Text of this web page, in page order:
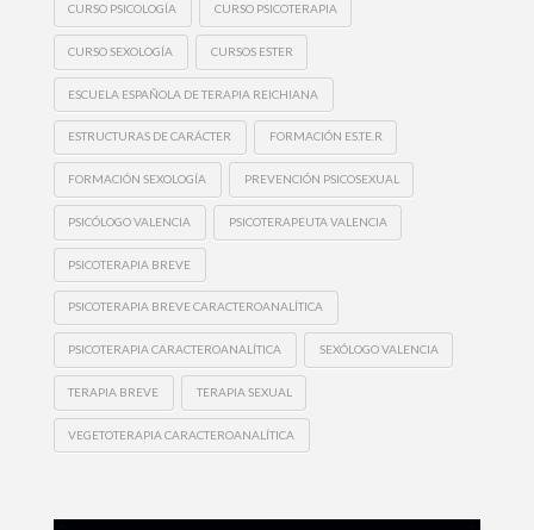
CURSO PSICOLOGÍA CURSO PSICOTERAPIA
CURSO SEXOLOGÍA CURSOS ESTER
ESCUELA ESPAÑOLA DE TERAPIA REICHIANA
ESTRUCTURAS DE CARÁCTER FORMACIÓN ES.TE.R
FORMACIÓN SEXOLOGÍA PREVENCIÓN PSICOSEXUAL
PSICÓLOGO VALENCIA PSICOTERAPEUTA VALENCIA
PSICOTERAPIA BREVE
PSICOTERAPIA BREVE CARACTEROANALÍTICA
PSICOTERAPIA CARACTEROANALÍTICA SEXÓLOGO VALENCIA
TERAPIA BREVE TERAPIA SEXUAL
VEGETOTERAPIA CARACTEROANALÍTICA